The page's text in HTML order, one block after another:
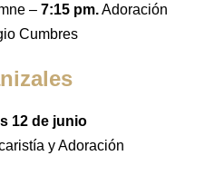
– 7:15 pm.Adoración
Cumbres
12 de junio
y Adoración